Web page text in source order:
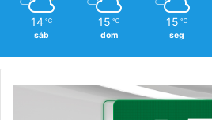
14 ℃
sáb
15 ℃
dom
15 ℃
seg